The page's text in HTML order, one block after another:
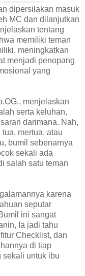
dipersilakan masuk
MC dan dilanjutkan
tentang
memiliki teman
meningkatkan
menjadi penopang
yang
menjelaskan
serta keluhan,
darimana. Nah,
mertua, atau
bumil sebenarnya
sekali ada
salah satu teman
karena
seputar
ini sangat
Ia jadi tahu
Checklist, dan
di tiap
sekali untuk ibu